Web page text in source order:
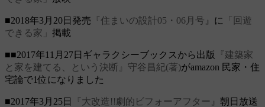
■2018年3月20日発売 『住まいの設計05・06月号』 に
「回遊
できる家」 掲載
■■2017年11月27日ギャラクシーブックスから出版
『建築家
と家を建てる、という決断』守谷昌紀(著)がamazon 民家・住
宅論で1位になりました
■2017年3月25日 『大改造!!劇的ビフォーアフター』 朝日放送